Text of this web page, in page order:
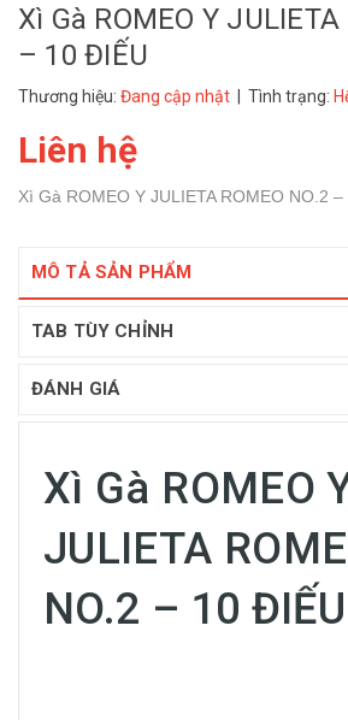
Xì Gà ROMEO Y JULIETA
– 10 ĐIẾU
Thương hiệu: Đang cập nhật | Tình trạng:
Liên hệ
Xì Gà ROMEO Y JULIETA ROMEO NO.2
MÔ TẢ SẢN PHẨM
TAB TÙY CHỈNH
ĐÁNH GIÁ
Xì Gà ROMEO
JULIETA
NO.2 – 10 ĐIẾU